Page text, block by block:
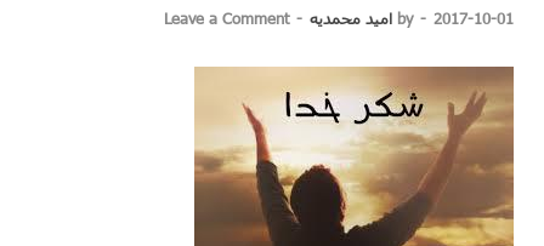
2017-10-01
-
by امید محمدیه -
Leave a Comment